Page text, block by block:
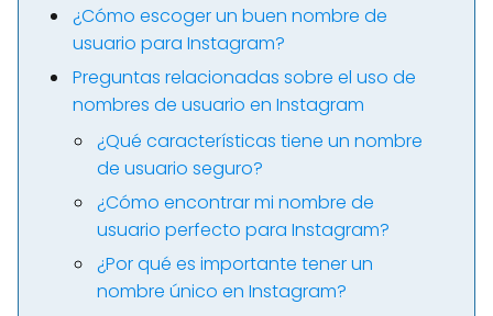
¿Cómo escoger un buen nombre de
usuario para Instagram?
Preguntas relacionadas sobre el uso de
nombres de usuario en Instagram
¿Qué características tiene un nombre
de usuario seguro?
¿Cómo encontrar mi nombre de
usuario perfecto para Instagram?
¿Por qué es importante tener un
nombre único en Instagram?